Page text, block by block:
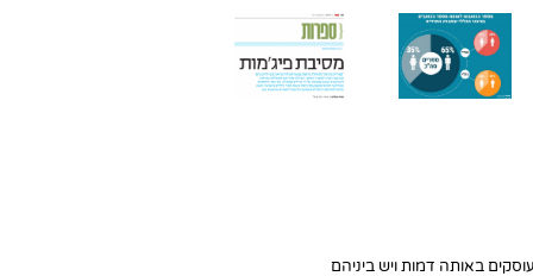
חמש
תובנות
מיריד
הספרייה
הלאומית
על הוצאות
הספרים
בישראל
באותה דמות ויש ביניהם